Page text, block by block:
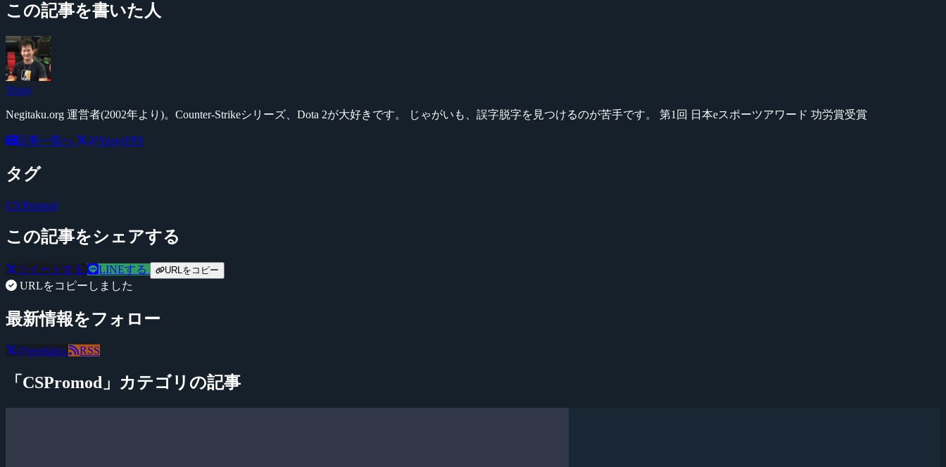
この記事を書いた人
Yossy
Negitaku.org 運営者(2002年より)。Counter-Strikeシリーズ、Dota 2が大好きです。 じゃがいも、誤字脱字を見つけるのが苦手です。 第1回 日本eスポーツアワード 功労賞受賞
記事一覧へ @YossyFPS
タグ
CS:Promod
この記事をシェアする
ツイートする LINEする URLをコピー
URLをコピーしました
最新情報をフォロー
@negitaku RSS
「CSPromod」カテゴリの記事